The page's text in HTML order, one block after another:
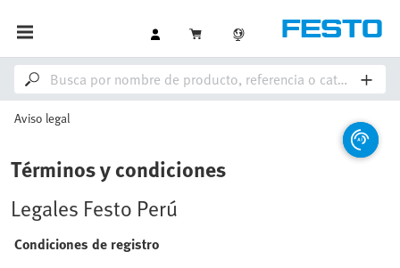
Aviso legal
Términos y condiciones
Legales Festo Perú
Condiciones de registro